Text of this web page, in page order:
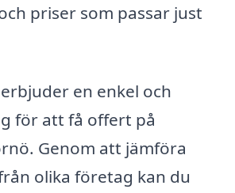
priser som passar just
en enkel och
för att få offert på
Genom att jämföra
olika företag kan du